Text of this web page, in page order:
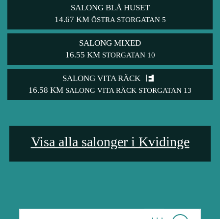
SALONG BLÅ HUSET
14.67 KM ÖSTRA STORGATAN 5
SALONG MIXED
16.55 KM STORGATAN 10
SALONG VITA RÄCK
16.58 KM SALONG VITA RÄCK STORGATAN 13
Visa alla salonger i Kvidinge